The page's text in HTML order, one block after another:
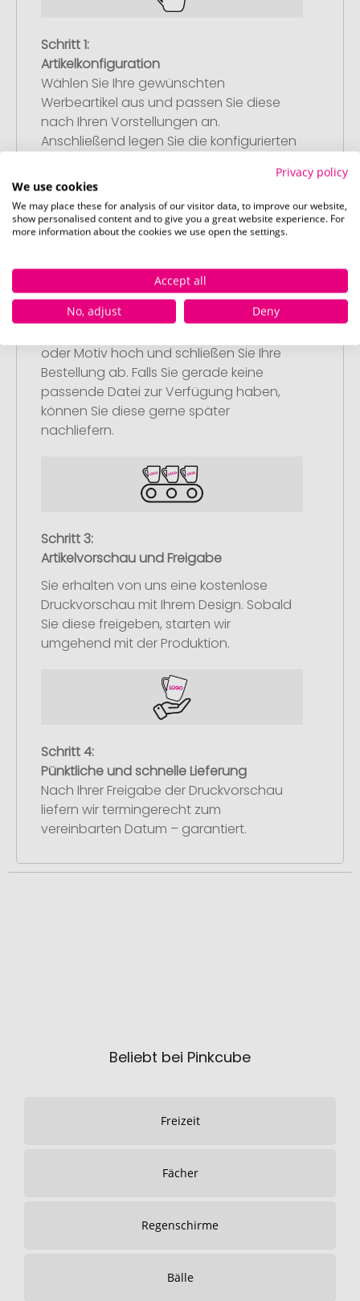
Schritt 1:
Artikelkonfiguration
Wählen Sie Ihre gewünschten
Werbeartikel aus und passen Sie diese
nach Ihren Vorstellungen an.
Anschließend legen Sie die konfigurierten
Schritt 2:
Upload Ihres Logos oder Motivs
Laden Sie auf unserer
oder Motiv hoch und schließen Sie Ihre
Bestellung ab. Falls Sie gerade keine
passende Datei zur Verfügung haben,
können Sie diese gerne später
nachliefern.
Schritt 3:
Artikelvorschau und Freigabe
Sie erhalten von uns eine kostenlose
Druckvorschau mit Ihrem Design. Sobald
Sie diese freigeben, starten wir
umgehend mit der Produktion.
Schritt 4:
Pünktliche und schnelle Lieferung
Nach Ihrer Freigabe der Druckvorschau
liefern wir termingerecht zum
vereinbarten Datum – garantiert.
Beliebt bei Pinkcube
Freizeit
Fächer
Regenschirme
Bälle
Privacy policy
We use cookies
We may place these for analysis of our visitor data, to improve our website,
show personalised content and to give you a great website experience. For
more information about the cookies we use open the settings.
Accept all
No, adjust
Deny